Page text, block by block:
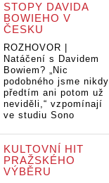
STOPY DAVIDA
BOWIEHO V
ČESKU
ROZHOVOR |
Natáčení s Davidem
Bowiem? „Nic
podobného jsme nikdy
předtím ani potom už
neviděli,“ vzpomínají
ve studiu Sono
KULTOVNÍ HIT
PRAŽSKÉHO
VÝBĚRU